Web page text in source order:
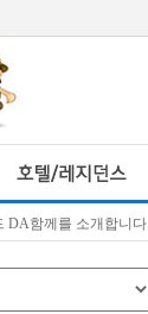
DA함께를 소개합니다